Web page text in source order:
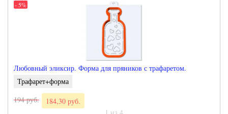
- 5%
Любовный эликсир. Форма для пряников с трафаретом.
Трафарет+форма
194 руб.
184,30 руб.